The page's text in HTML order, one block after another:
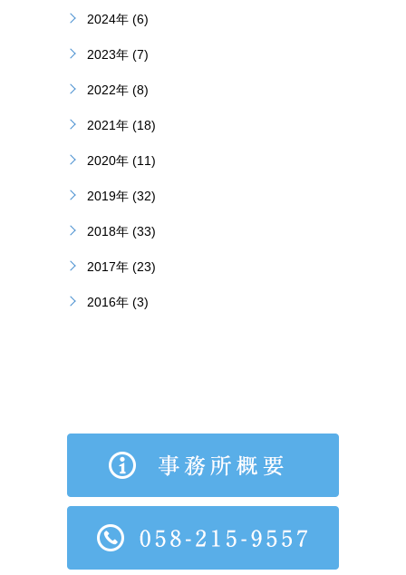
2024年 (6)
2023年 (7)
2022年 (8)
2021年 (18)
2020年 (11)
2019年 (32)
2018年 (33)
2017年 (23)
2016年 (3)